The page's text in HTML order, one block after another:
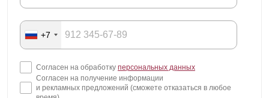
+7
Согласен на обработку персональных данных
Согласен на получение информации
и рекламных предложений (сможете отказаться в любое